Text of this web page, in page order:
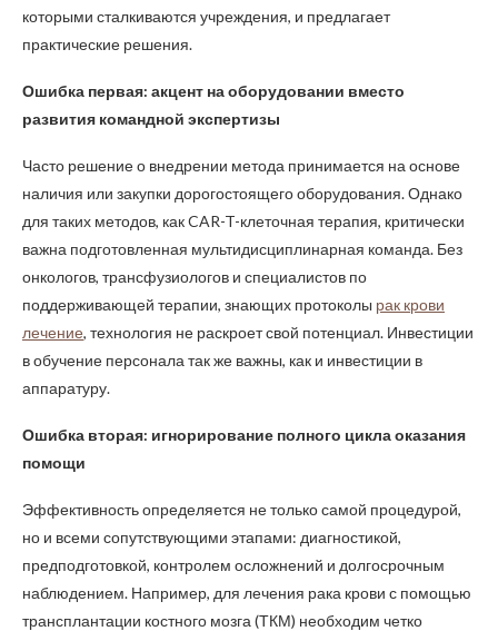
которыми сталкиваются учреждения, и предлагает
практические решения.
Ошибка первая: акцент на оборудовании вместо
развития командной экспертизы
Часто решение о внедрении метода принимается на основе
наличия или закупки дорогостоящего оборудования. Однако
для таких методов, как CAR-T-клеточная терапия, критически
важна подготовленная мультидисциплинарная команда. Без
онкологов, трансфузиологов и специалистов по
поддерживающей терапии, знающих протоколы рак крови
лечение, технология не раскроет свой потенциал. Инвестиции
в обучение персонала так же важны, как и инвестиции в
аппаратуру.
Ошибка вторая: игнорирование полного цикла оказания
помощи
Эффективность определяется не только самой процедурой,
но и всеми сопутствующими этапами: диагностикой,
предподготовкой, контролем осложнений и долгосрочным
наблюдением. Например, для лечения рака крови с помощью
трансплантации костного мозга (ТКМ) необходим четко